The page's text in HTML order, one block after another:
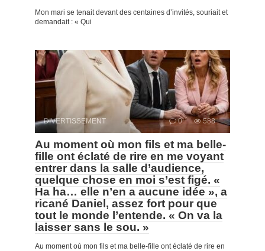
Mon mari se tenait devant des centaines d’invités, souriait et
demandait : « Qui
DIVERTISSEMENT 0 588
Au moment où mon fils et ma belle-
fille ont éclaté de rire en me voyant
entrer dans la salle d’audience,
quelque chose en moi s’est figé. «
Ha ha… elle n’en a aucune idée », a
ricané Daniel, assez fort pour que
tout le monde l’entende. « On va la
laisser sans le sou. »
Au moment où mon fils et ma belle-fille ont éclaté de rire en